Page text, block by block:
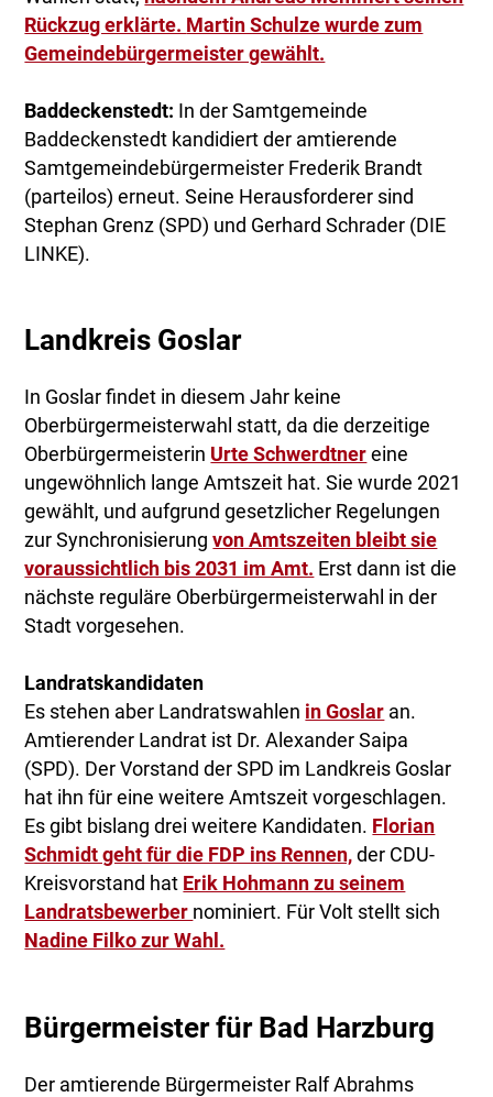
Rückzug erklärte. Martin Schulze wurde zum
Gemeindebürgermeister gewählt.
Baddeckenstedt: In der Samtgemeinde
Baddeckenstedt kandidiert der amtierende
Samtgemeindebürgermeister Frederik Brandt
(parteilos) erneut. Seine Herausforderer sind
Stephan Grenz (SPD) und Gerhard Schrader (DIE
LINKE).
Landkreis Goslar
In Goslar findet in diesem Jahr keine
Oberbürgermeisterwahl statt, da die derzeitige
Oberbürgermeisterin Urte Schwerdtner eine
ungewöhnlich lange Amtszeit hat. Sie wurde 2021
gewählt, und aufgrund gesetzlicher Regelungen
zur Synchronisierungvon Amtszeiten bleibt sie
voraussichtlich bis 2031 im Amt. Erst dann ist die
nächste reguläre Oberbürgermeisterwahl in der
Stadt vorgesehen.
Landratskandidaten
Es stehen aber Landratswahlen in Goslar an.
Amtierender Landrat ist Dr. Alexander Saipa
(SPD). Der Vorstand der SPD im Landkreis Goslar
hat ihn für eine weitere Amtszeit vorgeschlagen.
Es gibt bislang drei weitere Kandidaten. Florian
Schmidt geht für die FDP ins Rennen, der CDU-
Kreisvorstand hat Erik Hohmann zu seinem
Landratsbewerber nominiert. Für Volt stellt sich
Nadine Filko zur Wahl.
Bürgermeister für Bad Harzburg
Der amtierende Bürgermeister Ralf Abrahms